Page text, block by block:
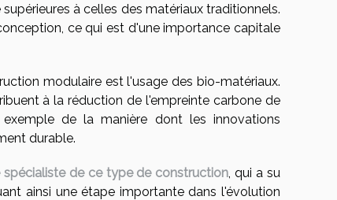
à celles des matériaux traditionnels.
ce qui est d'une importance capitale
modulaire est l'usage des bio-matériaux.
à la réduction de l'empreinte carbone de
de la manière dont les innovations
durable.
spécialiste de ce type de construction , qui a su
ainsi une étape importante dans l'évolution